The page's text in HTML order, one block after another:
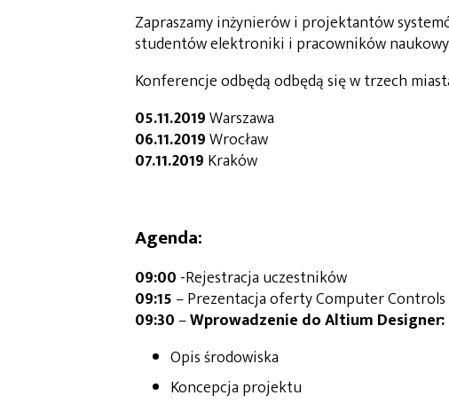
Zapraszamy inżynierów i projektantów
studentów elektroniki i pracowników
Konferencje odbędą odbędą się w trzech
05.11.2019Warszawa
06.11.2019Wrocław
07.11.2019 Kraków
Agenda:
09:00 -Rejestracja uczestników
09:15 – Prezentacja oferty Computer Controls
09:30 –Wprowadzenie do Altium Designer:
Opis środowiska
Koncepcja projektu